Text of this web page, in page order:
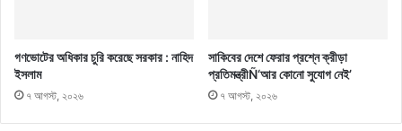
গণভোটের অধিকার চুরি করেছে সরকার : নাহিদ
ইসলাম
৭ আগস্ট, ২০২৬
সাকিবের দেশে ফেরার প্রশ্নে ক্রীড়া
প্রতিমন্ত্রীÑ‘আর কোনো সুযোগ নেই’
৭ আগস্ট, ২০২৬